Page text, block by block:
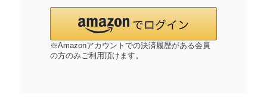
※Amazonアカウントでの決済履歴がある会員
の方のみご利用頂けます。